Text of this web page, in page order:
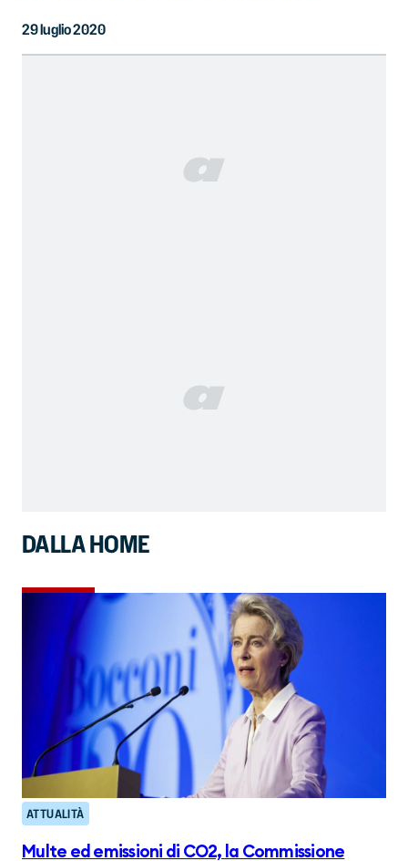
29 luglio 2020
DALLA HOME
ATTUALITÀ
Multe ed emissioni di CO2, la Commissione